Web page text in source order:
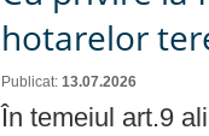
hotarelor
Publicat: 13.07.2026
În temeiul art.9